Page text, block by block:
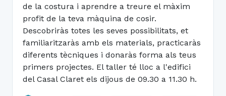
de la costura i aprendre a treure el màxim
profit de la teva màquina de cosir.
Descobriràs totes les seves possibilitats, et
familiaritzaràs amb els materials, practicaràs
diferents tècniques i donaràs forma als teus
primers projectes. El taller té lloc a l'edifici
del Casal Claret els dijous de 09.30 a 11.30 h.